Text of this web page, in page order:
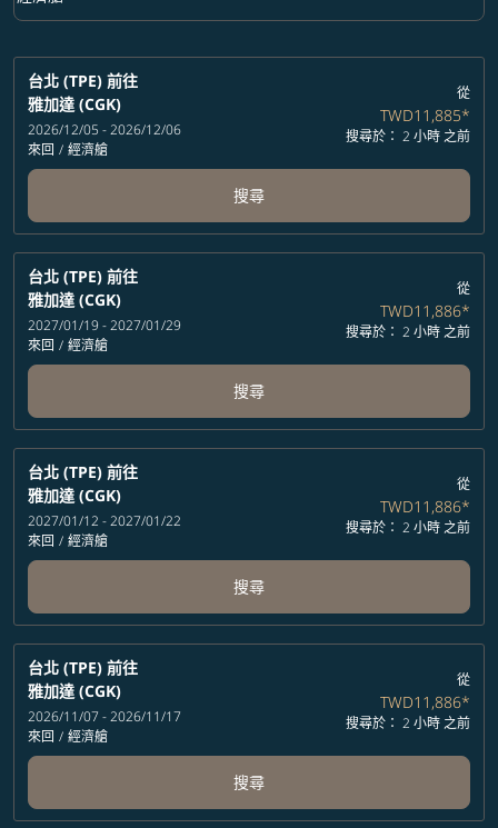
艙等 option 經濟艙 Selected
台北 (TPE) 前往
雅加達 (CGK)
2026/12/05 - 2026/12/06
來回 / 經濟艙
從
TWD11,885*
搜尋於： 2 小時 之前
搜尋
台北 (TPE) 前往
雅加達 (CGK)
2027/01/19 - 2027/01/29
來回 / 經濟艙
從
TWD11,886*
搜尋於： 2 小時 之前
搜尋
台北 (TPE) 前往
雅加達 (CGK)
2027/01/12 - 2027/01/22
來回 / 經濟艙
從
TWD11,886*
搜尋於： 2 小時 之前
搜尋
台北 (TPE) 前往
雅加達 (CGK)
2026/11/07 - 2026/11/17
來回 / 經濟艙
從
TWD11,886*
搜尋於： 2 小時 之前
搜尋